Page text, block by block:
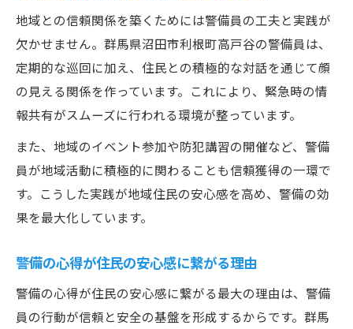
地域との信頼関係を築くためには警備員の工夫と実践が
欠かせません。群馬県沼田市利根町高戸谷の警備員は、
定期的な巡回に加え、住民との積極的な対話を通じて顔
の見える関係を作っています。これにより、緊急時の情
報共有がスムーズに行われる環境が整っています。
また、地域のイベント参加や防犯講習の開催など、警備
員が地域活動に積極的に関わることも信頼獲得の一環で
す。こうした実践が地域住民の安心感を高め、警備の効
果を最大化しています。
警備の心得が住民の安心感に繋がる理由
警備の心得が住民の安心感に繋がる最大の理由は、警備
員の行動が信頼と安全の基盤を形成するからです。群馬